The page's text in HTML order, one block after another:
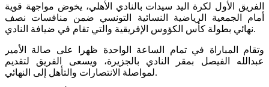
الفريق الأول لكرة اليد سيدات بالنادي الأهلي، يخوض مواجهة قوية
أمام الجمعية الرياضية النسائية التونسي ضمن منافسات نصف
نهائي بطولة كأس الكؤوس الإفريقية والتي تقام في ضيافة النادي.
وتقام المباراة في تمام الساعة الواحدة ظهرا على صالة الأمير
عبدالله الفيصل بمقر النادي بالجزيرة، ويسعى الفريق لتقديم
لمواصلة الانتصارات والتأهل إلى النهائي.